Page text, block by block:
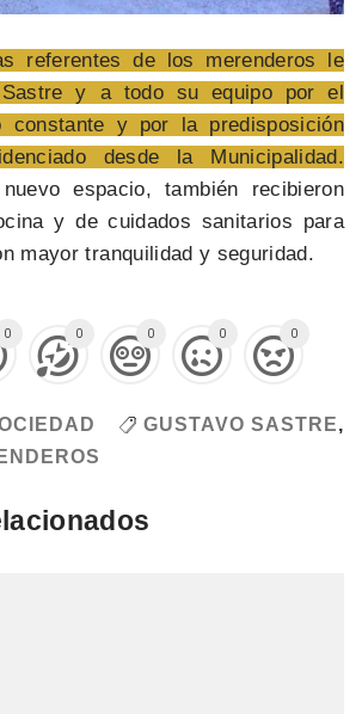
referentes de los merenderos le
Sastre y a todo su equipo por el
constante y por la predisposición
desde la Municipalidad.
espacio, también recibieron
y de cuidados sanitarios para
mayor tranquilidad y seguridad.
0 0 0 0 0
GUSTAVO SASTRE,